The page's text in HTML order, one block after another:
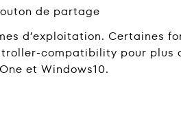
de partage
d’exploitation. Certaines
compatibility pour plus
et Windows10.